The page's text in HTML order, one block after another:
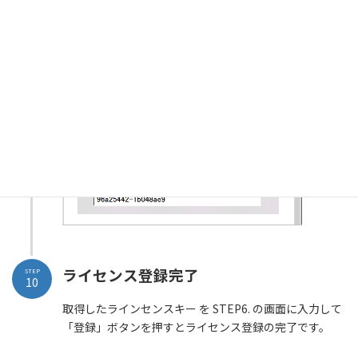
ライセンス登録完了
取得したラインセンスキー を STEP6. の画面に入力して
「登録」ボタンを押すとライセンス登録の完了です。
STEP
10